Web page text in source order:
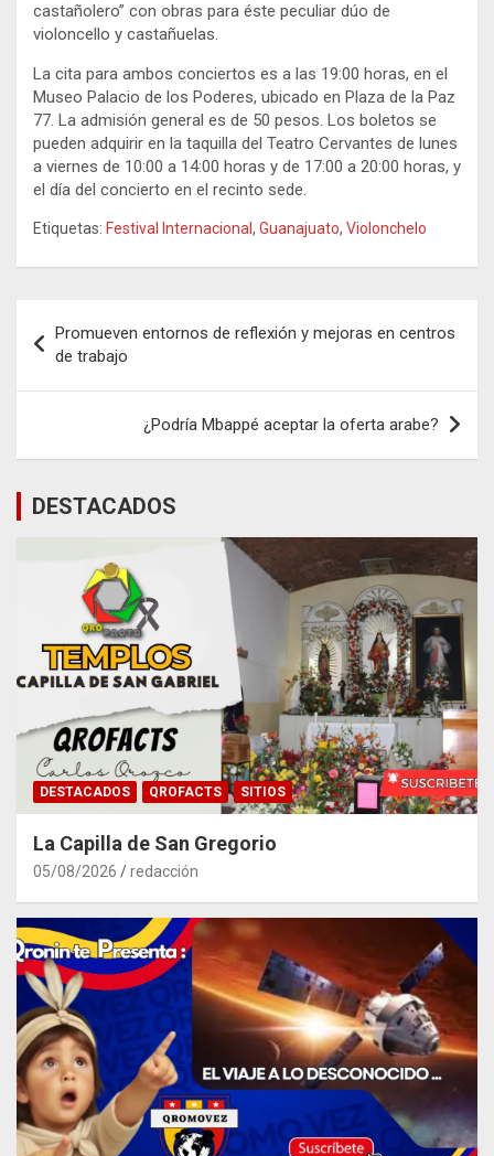
castañolero” con obras para éste peculiar dúo de
violoncello y castañuelas.
La cita para ambos conciertos es a las 19:00 horas, en el
Museo Palacio de los Poderes, ubicado en Plaza de la Paz
77. La admisión general es de 50 pesos. Los boletos se
pueden adquirir en la taquilla del Teatro Cervantes de lunes
a viernes de 10:00 a 14:00 horas y de 17:00 a 20:00 horas, y
el día del concierto en el recinto sede.
Etiquetas: Festival Internacional , Guanajuato, Violonchelo
de
entradas
Promueven entornos de reflexión y mejoras en centros
de trabajo
¿Podría Mbappé aceptar la oferta arabe?
DESTACADOS
DESTACADOS QROFACTS SITIOS
La Capilla de San Gregorio
05/08/2026 redacción